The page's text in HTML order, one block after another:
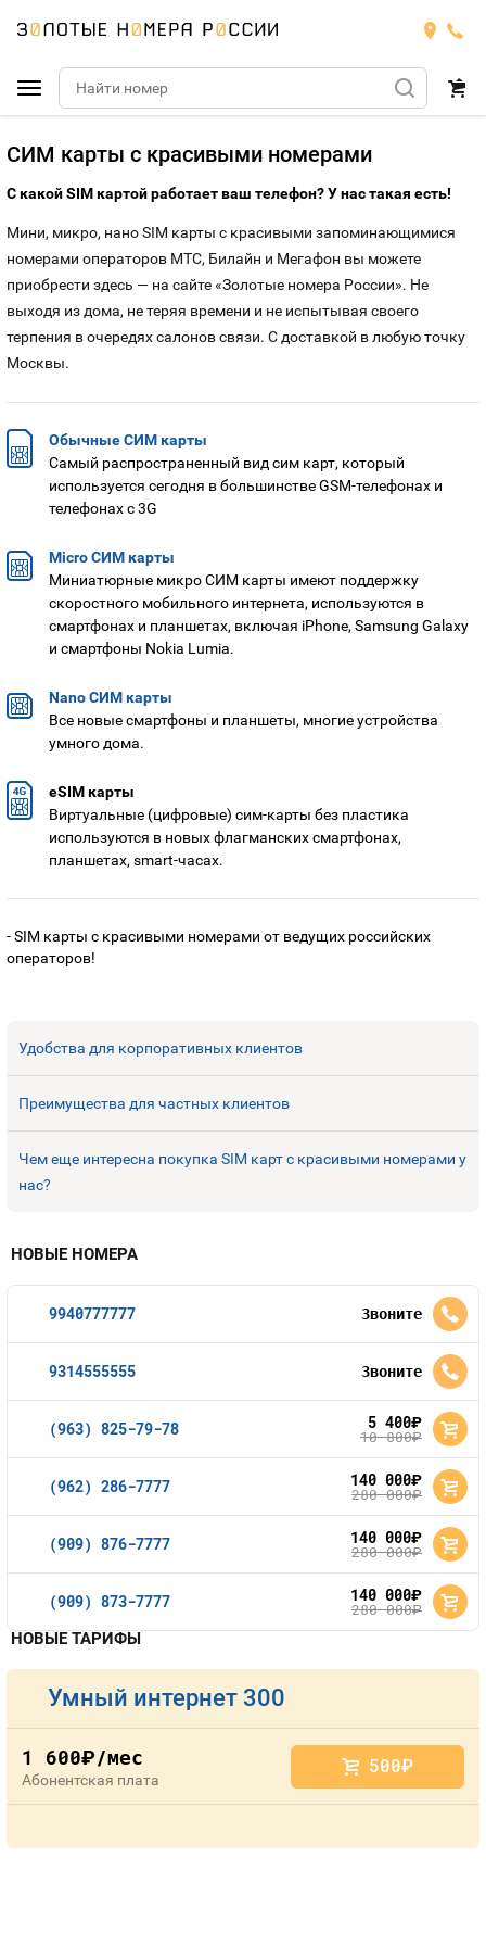
Подобрать номер
МТС
МТС
Номера
БИЛАЙН
Тарифы
Мегафон
МЕГАФОН
Номера
Теле2
Тарифы
ЙОТА
Продать номер
Оплата и доставка
Контакты
Устройства
СИМ карты с красивыми номерами
С какой SIM картой работает ваш телефон? У нас такая есть!
Мини, микро, нано SIM карты с красивыми запоминающимися
номерами операторов МТС, Билайн и Мегафон вы можете
приобрести здесь — на сайте «Золотые номера России». Не
выходя из дома, не теряя времени и не испытывая своего
терпения в очередях салонов связи. С доставкой в любую точку
Москвы.
Обычные СИМ карты
Самый распространенный вид сим карт, который
используется сегодня в большинстве GSM-телефонах и
телефонах с 3G
Micro СИМ карты
Миниатюрные микро СИМ карты имеют поддержку
скоростного мобильного интернета, используются в
смартфонах и планшетах, включая iPhone, Samsung Galaxy
и смартфоны Nokia Lumia.
Nano СИМ карты
Все новые смартфоны и планшеты, многие устройства
умного дома.
eSIM карты
Виртуальные (цифровые) сим-карты без пластика
используются в новых флагманских смартфонах,
планшетах, smart-часах.
- SIM карты с красивыми номерами от ведущих российских
операторов!
Удобства для корпоративных клиентов
Преимущества для частных клиентов
Чем еще интересна покупка SIM карт с красивыми номерами у
нас?
НОВЫЕ НОМЕРА
9940777777 Звоните
9314555555 Звоните
(963) 825-79-78 5 400руб.
10 800руб.
(962) 286-7777 140 000руб.
280 000руб.
(909) 876-7777 140 000руб.
280 000руб.
(909) 873-7777 140 000руб.
280 000руб.
НОВЫЕ ТАРИФЫ
Умный интернет 300
1 600руб./мес
Абонентская плата
500руб.